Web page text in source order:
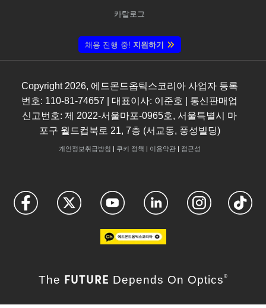
카탈로그
채용 진행 중! 지원하기
Copyright 2026, 에드몬드옵틱스코리아 사업자 등록
번호: 110-81-74657 | 대표이사: 이준호 | 통신판매업
신고번호: 제 2022-서울마포-0965호, 서울특별시 마
포구 월드컵북로 21, 7층 (서교동, 풍성빌딩)
개인정보취급방침 | 쿠키 정책 | 이용약관| 접근성
The FUTURE Depends On Optics ®